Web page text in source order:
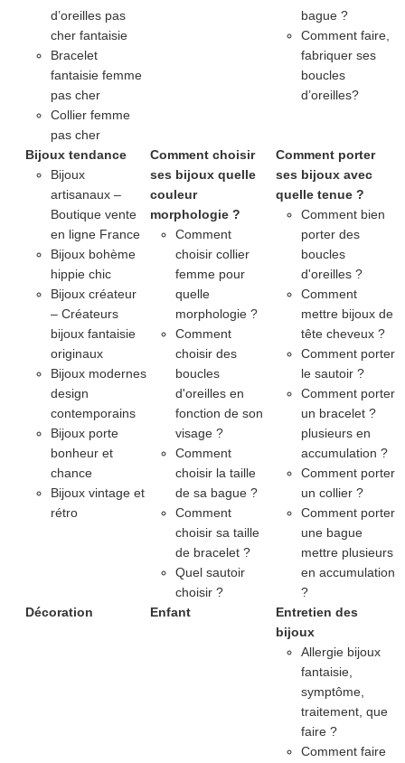
d’oreilles pas
cher fantaisie
Bracelet
fantaisie femme
pas cher
Collier femme
pas cher
bague ?
Comment faire,
fabriquer ses
boucles
d’oreilles?
Bijoux tendance
Bijoux
artisanaux –
Boutique vente
en ligne France
Bijoux bohème
hippie chic
Bijoux créateur
– Créateurs
bijoux fantaisie
originaux
Bijoux modernes
design
contemporains
Bijoux porte
bonheur et
chance
Bijoux vintage et
rétro
Comment choisir
ses bijoux quelle
couleur
morphologie ?
Comment
choisir collier
femme pour
quelle
morphologie ?
Comment
choisir des
boucles
d'oreilles en
fonction de son
visage ?
Comment
choisir la taille
de sa bague ?
Comment
choisir sa taille
de bracelet ?
Quel sautoir
choisir ?
Comment porter
ses bijoux avec
quelle tenue ?
Comment bien
porter des
boucles
d'oreilles ?
Comment
mettre bijoux de
tête cheveux ?
Comment porter
le sautoir ?
Comment porter
un bracelet ?
plusieurs en
accumulation ?
Comment porter
un collier ?
Comment porter
une bague
mettre plusieurs
en accumulation
?
Décoration
Enfant
Entretien des
bijoux
Allergie bijoux
fantaisie,
symptôme,
traitement, que
faire ?
Comment faire